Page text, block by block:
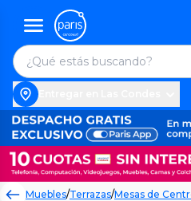
Muebles/Terrazas/Mesas de